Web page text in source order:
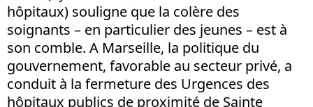
hôpitaux) souligne que la colère des
soignants – en particulier des jeunes – est à
son comble. A Marseille, la politique du
gouvernement, favorable au secteur privé, a
conduit à la fermeture des Urgences des
hôpitaux publics de proximité de Sainte